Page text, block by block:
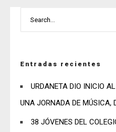
Entradas recientes
URDANETA DIO INICIO
UNA JORNADA DE MÚSICA,
38 JÓVENES DEL